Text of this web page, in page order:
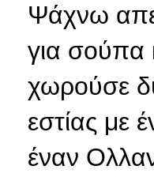
Ψάχνω
για σούπα
χωρούσε
εστίας με
έναν